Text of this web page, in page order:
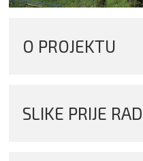
O PROJEKTU
SLIKE PRIJE